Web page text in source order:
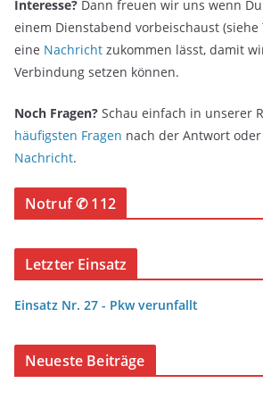
Interesse? Dann freuen wir uns wenn
einem Dienstabend vorbeischaust (siehe
eine Nachricht zukommen lässt, damit
Verbindung setzen können.
Noch Fragen? Schau einfach in unserer
häufigsten Fragen nach der Antwort
Nachricht.
Notruf ✆ 112
Letzter Einsatz
Einsatz Nr. 27 - Pkw verunfallt
Neueste Beiträge